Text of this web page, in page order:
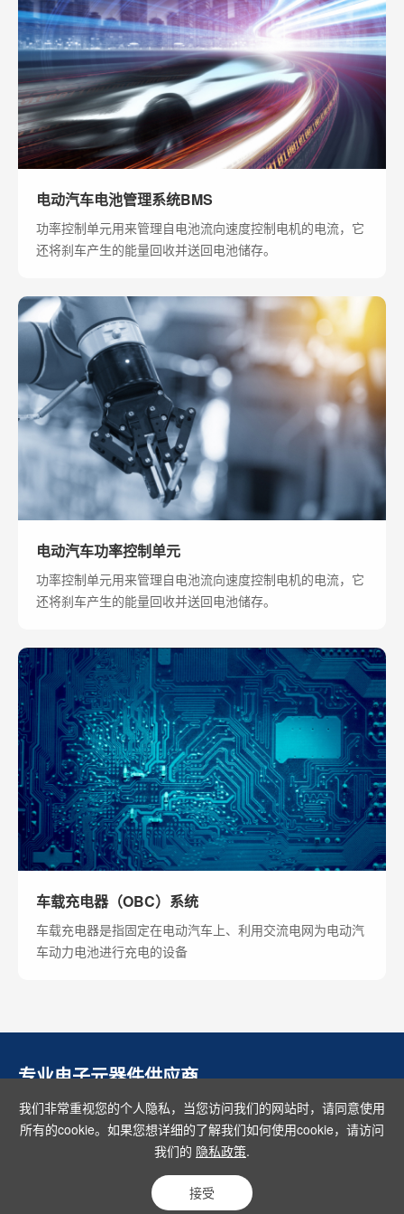
我们非常重视您的个人隐私，当您访问我们的网站时，请同意使用
所有的cookie。如果您想详细的了解我们如何使用cookie，请访问
我们的 隐私政策.
接受
电动汽车电池管理系统BMS
功率控制单元用来管理自电池流向速度控制电机的电流，它
还将刹车产生的能量回收并送回电池储存。
电动汽车功率控制单元
功率控制单元用来管理自电池流向速度控制电机的电流，它
还将刹车产生的能量回收并送回电池储存。
车载充电器（OBC）系统
车载充电器是指固定在电动汽车上、利用交流电网为电动汽
车动力电池进行充电的设备
专业电子元器件供应商
Powered by Yongsy 站长统计